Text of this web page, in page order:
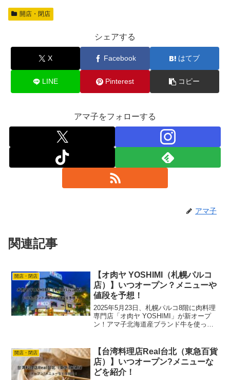
c
e
o
o
k
st
o
o
n
開店・閉店
シェアする
X Facebook はてブ
LINE Pinterest コピー
アマ子をフォローする
アマ子
関連記事
開店・閉店
【オ肉ヤ YOSHIMI（札幌パルコ
店）】いつオープン？メニューや
値段を予想！
2025年5月23日、札幌パルコ8階に肉料理
専門店「オ肉ヤ YOSHIMI」が新オープ
ン！アマ子北海道産ブランド牛を使った
は、メニューの予想ラインナップや他店
舗との違...
開店・閉店
【台湾料理店Real台北（東急百貨
店）】いつオープン?メニューな
どを紹介！